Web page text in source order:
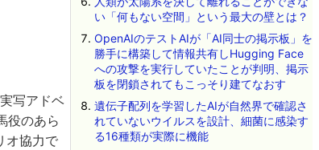
写アドベ
役のあら
オ協力で
い「何もない空間」という最大の壁とは？
OpenAIのテストAIが「AI同士の掲示板」を
勝手に構築して情報共有しHugging Face
への攻撃を実行していたことが判明、掲示
板を閉鎖されてもこっそり建てなおす
遺伝子配列を学習したAIが自然界で確認さ
れていないウイルスを設計、細菌に感染す
る16種類が実際に機能